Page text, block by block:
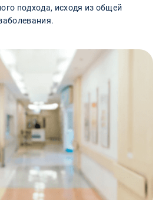
подхода, исходя из общей